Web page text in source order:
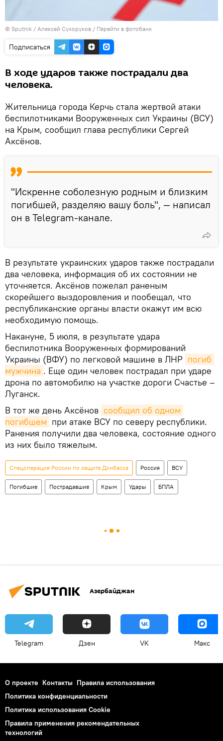
© Sputnik / Алексей Сухоруков / Перейти в фотобанк
Подписаться
В ходе ударов также пострадали два
человека.
Жительница города Керчь стала жертвой атаки
беспилотниками Вооруженных сил Украины (ВСУ)
на Крым, сообщил глава республики Сергей
Аксёнов.
"Искренне соболезную родным и близким
погибшей, разделяю вашу боль", — написал
он в Telegram-канале.
В результате украинских ударов также пострадали
два человека, информация об их состоянии не
уточняется. Аксёнов пожелал раненым
скорейшего выздоровления и пообещал, что
республиканские органы власти окажут им всю
необходимую помощь.
Накануне, 5 июля, в результате удара
беспилотника Вооруженных формирований
Украины (ВФУ) по легковой машине в ЛНР погиб
мужчина . Еще один человек пострадал при ударе
дрона по автомобилю на участке дороги Счастье –
Луганск.
В тот же день Аксёнов сообщил об одном
погибшем при атаке ВСУ по северу республики.
Ранения получили два человека, состояние одного
из них было тяжелым.
Спецоперация России по защите Донбасса Россия ВСУ
Погибшие Пострадавшие Крым Удары БПЛА
Азербайджан
Telegram Дзен VK Макс
О проекте Контакты Правила использования
Политика конфиденциальности
Политика использования Cookie
Правила применения рекомендательных
технологий